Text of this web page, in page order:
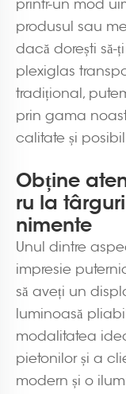
printr-un mod
produsul sau
dacă dorești
plexiglas
tradițional,
prin gama
calitate și
Obține
ru la
nimente
Unul dintre
impresie
să aveți un
luminoasă
modalitatea
pietonilor și a
modern și o